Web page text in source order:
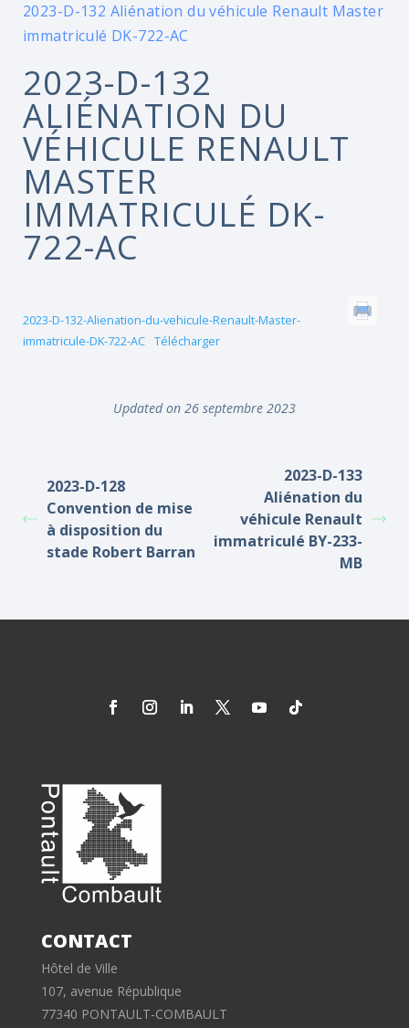
2023-D-132 Aliénation du véhicule Renault Master
immatriculé DK-722-AC
2023-D-132
ALIÉNATION DU
VÉHICULE RENAULT
MASTER
IMMATRICULÉ DK-
722-AC
2023-D-132-Alienation-du-vehicule-Renault-Master-
immatricule-DK-722-AC Télécharger
Updated on 26 septembre 2023
2023-D-128
Convention de mise
à disposition du
stade Robert Barran
2023-D-133
Aliénation du
véhicule Renault
immatriculé BY-233-
MB
CONTACT
Hôtel de Ville
107, avenue République
77340 PONTAULT-COMBAULT